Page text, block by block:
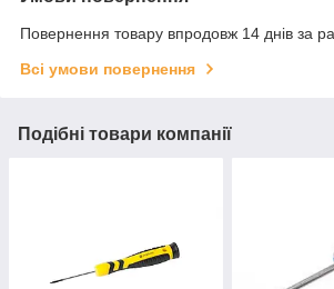
Повернення товару впродовж 14 днів за
Всі умови повернення
Подібні товари компанії